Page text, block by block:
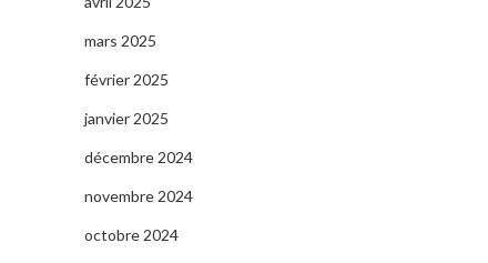
mars 2025
février 2025
janvier 2025
décembre 2024
novembre 2024
octobre 2024